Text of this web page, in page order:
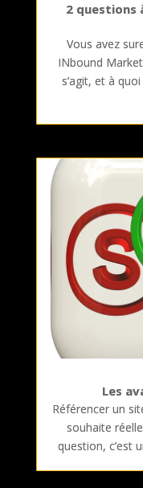
2 questions
Vous avez
INbound
s’agit, et à
Les
Référencer un
souhaite
question, c’est